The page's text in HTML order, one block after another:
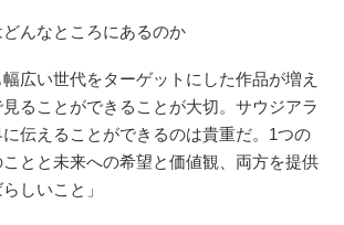
んなところにあるのか
幅広い世代をターゲットにした作品が増え
ることができることが大切。サウジアラ
伝えることができるのは貴重だ。1つの
とと未来への希望と価値観、両方を提供
しいこと」